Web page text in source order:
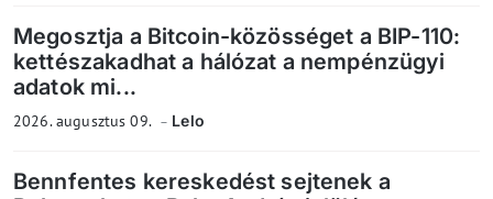
Megosztja a Bitcoin-közösséget a BIP-110:
kettészakadhat a hálózat a nempénzügyi
adatok mi...
2026. augusztus 09. Lelo
Bennfentes kereskedést sejtenek a